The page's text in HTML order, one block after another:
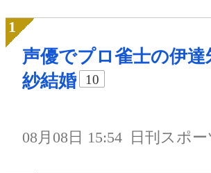
声優でプロ雀士の伊達
紗結婚
10
08月08日 15:54 日刊スポー